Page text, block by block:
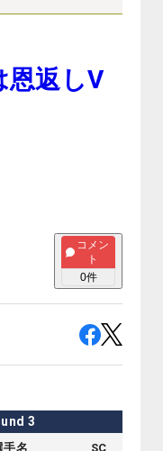
恩返しV
コメン
ト
0件
3
手名 SC